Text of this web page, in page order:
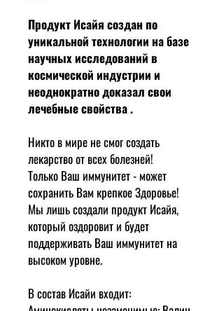
Продукт Исайя создан по
уникальной технологии на базе
научных исследований в
космической индустрии и
неоднократно доказал свои
лечебные свойства .
Никто в мире не смог создать
лекарство от всех болезней!
Только Ваш иммунитет - может
сохранить Вам крепкое Здоровье!
Мы лишь создали продукт Исайя,
который оздоровит и будет
поддерживать Ваш иммунитет на
высоком уровне.
В состав Исайи входит: